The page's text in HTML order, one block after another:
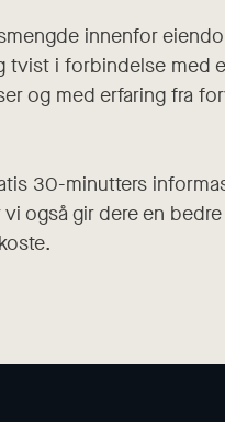
innenfor
i forbindelse med
og med erfaring fra
30-minutters
også gir dere en